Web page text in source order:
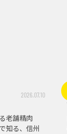
2026.07.10
老舗精肉
知る、信州